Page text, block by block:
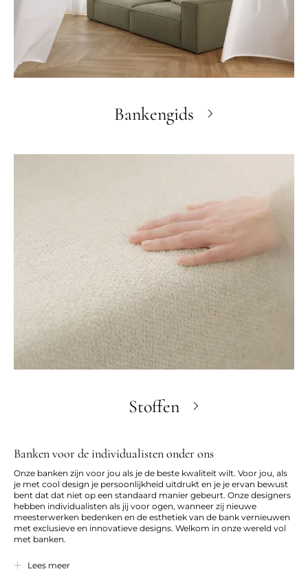
Bankengids
Stoffen
Banken voor de individualisten onder ons
Onze banken zijn voor jou als je de beste kwaliteit wilt. Voor jou, als
je met cool design je persoonlijkheid uitdrukt en je je ervan bewust
bent dat dat niet op een standaard manier gebeurt. Onze designers
hebben individualisten als jij voor ogen, wanneer zij nieuwe
meesterwerken bedenken en de esthetiek van de bank vernieuwen
met exclusieve en innovatieve designs. Welkom in onze wereld vol
met banken.
We begrijpen dat grootte in dit geval van belang is, en dat stoffen en
Lees meer